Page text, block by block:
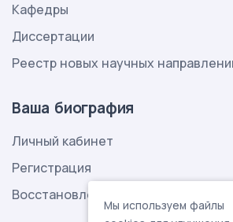
Кафедры
Диссертации
Реестр новых научных
Ваша биография
Личный кабинет
Регистрация
Восстановление пароля
Мы используем файлы